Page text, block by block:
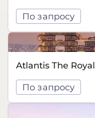
По запросу
Atlantis The Royal
По запросу